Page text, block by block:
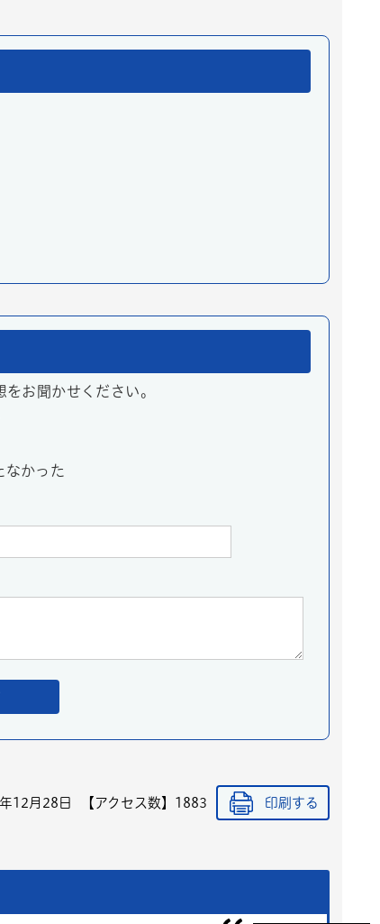
お聞かせください。
なかった
12月28日 【アクセス数】 1883 印刷する